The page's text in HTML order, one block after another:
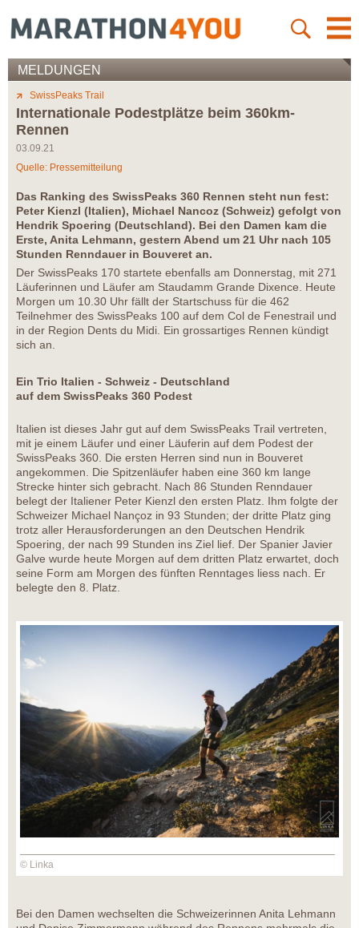
MELDUNGEN
SwissPeaks Trail
Internationale Podestplätze beim 360km-
Rennen
03.09.21
Quelle: Pressemitteilung
Das Ranking des SwissPeaks 360 Rennen steht nun fest:
Peter Kienzl (Italien), Michael Nancoz (Schweiz) gefolgt von
Hendrik Spoering (Deutschland). Bei den Damen kam die
Erste, Anita Lehmann, gestern Abend um 21 Uhr nach 105
Stunden Renndauer in Bouveret an.
Der SwissPeaks 170 startete ebenfalls am Donnerstag, mit 271
Läuferinnen und Läufer am Staudamm Grande Dixence. Heute
Morgen um 10.30 Uhr fällt der Startschuss für die 462
Teilnehmer des SwissPeaks 100 auf dem Col de Fenestrail und
in der Region Dents du Midi. Ein grossartiges Rennen kündigt
sich an.
Ein Trio Italien - Schweiz - Deutschland
auf dem SwissPeaks 360 Podest
Italien ist dieses Jahr gut auf dem SwissPeaks Trail vertreten,
mit je einem Läufer und einer Läuferin auf dem Podest der
SwissPeaks 360. Die ersten Herren sind nun in Bouveret
angekommen. Die Spitzenläufer haben eine 360 km lange
Strecke hinter sich gebracht. Nach 86 Stunden Renndauer
belegt der Italiener Peter Kienzl den ersten Platz. Ihm folgte der
Schweizer Michael Nançoz in 93 Stunden; der dritte Platz ging
trotz aller Herausforderungen an den Deutschen Hendrik
Spoering, der nach 99 Stunden ins Ziel lief. Der Spanier Javier
Galve wurde heute Morgen auf dem dritten Platz erwartet, doch
seine Form am Morgen des fünften Renntages liess nach. Er
belegte den 8. Platz.
© Linka
Bei den Damen wechselten die Schweizerinnen Anita Lehmann